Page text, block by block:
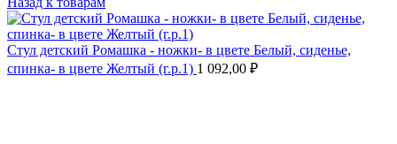
Стул детский Ромашка - ножки- в цвете Белый, сиденье,
спинка- в цвете Желтый (г.р.1) 1 092,00 ₽